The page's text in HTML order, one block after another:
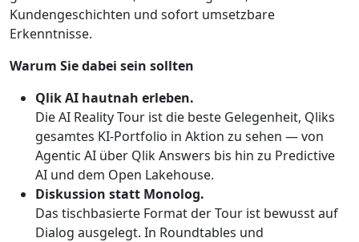
Kundengeschichten und sofort umsetzbare
Erkenntnisse.
Warum Sie dabei sein sollten
Qlik AI hautnah erleben.
Die AI Reality Tour ist die beste Gelegenheit, Qliks
gesamtes KI-Portfolio in Aktion zu sehen — von
Agentic AI über Qlik Answers bis hin zu Predictive
AI und dem Open Lakehouse.
Diskussion statt Monolog.
Das tischbasierte Format der Tour ist bewusst auf
Dialog ausgelegt. In Roundtables und